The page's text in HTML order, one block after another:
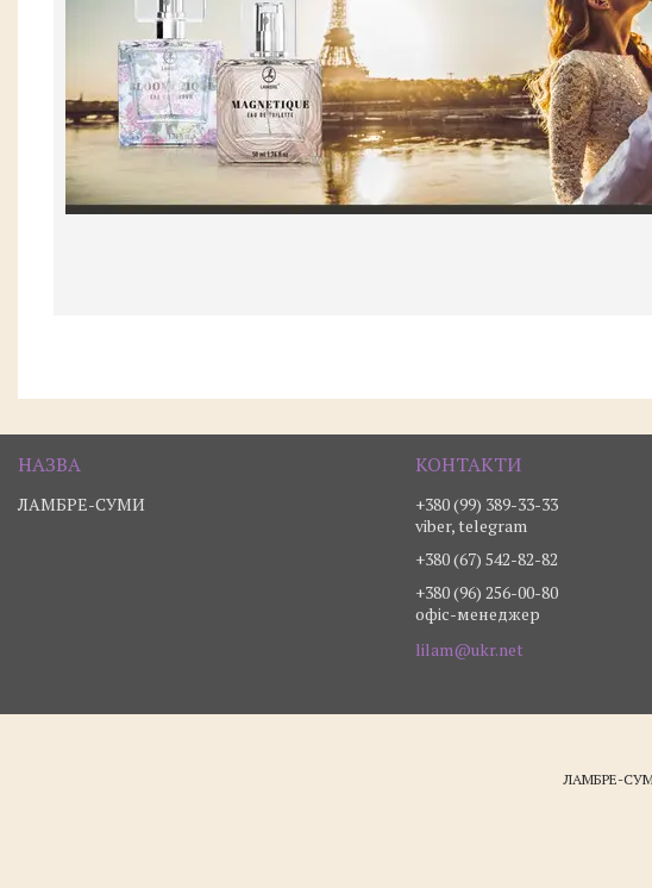
ЛАМБРЕ-СУМИ
+380 (99) 389-33-33
viber, telegram
+380 (67) 542-82-82
+380 (96) 256-00-80
офіс-менеджер
lilam@ukr.net